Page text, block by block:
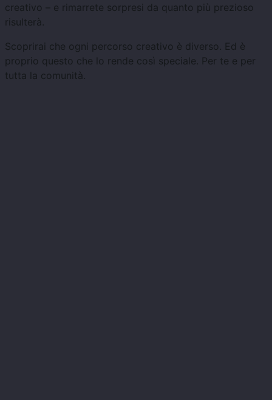
creativo – e rimarrete sorpresi da quanto più prezioso
risulterà.
Scoprirai che ogni percorso creativo è diverso. Ed è
proprio questo che lo rende così speciale. Per te e per
tutta la comunità.